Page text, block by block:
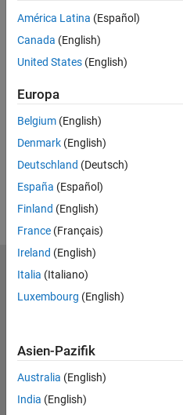
Related Resources
UP NEXT
RELATED VIDEOS
América Latina (Español)
Canada (English)
United States (English)
Europa
Belgium (English)
Denmark (English)
Deutschland (Deutsch)
España (Español)
Finland (English)
France (Français)
Ireland (English)
Italia (Italiano)
Luxembourg (English)
Asien-Pazifik
Australia (English)
India (English)
MathWorks
Testen oder Kaufen